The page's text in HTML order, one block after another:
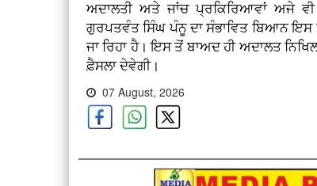
ਅਦਾਲਤੀ ਅਤੇ ਜਾਂਚ ਪ੍ਰਕਿਰਿਆਵਾਂ ਅਜੇ
ਗੁਰਪਤਵੰਤ ਸਿੰਘ ਪੰਨੂ ਦਾ ਸੰਭਾਵਿਤ ਬਿਆਨ
ਜਾ ਰਿਹਾ ਹੈ। ਇਸ ਤੋਂ ਬਾਅਦ ਹੀ ਅਦਾਲਤ
ਫ਼ੈਸਲਾ ਦੇਵੇਗੀ।
07 August, 2026